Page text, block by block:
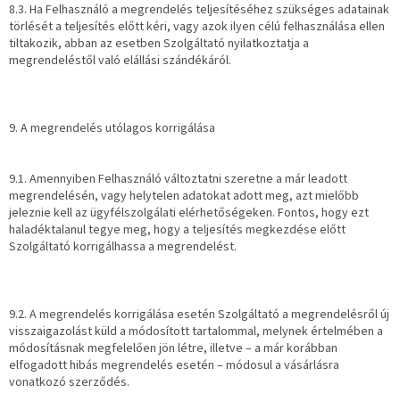
8.3. Ha Felhasználó a megrendelés teljesítéséhez szükséges adatainak
törlését a teljesítés előtt kéri, vagy azok ilyen célú felhasználása ellen
tiltakozik, abban az esetben Szolgáltató nyilatkoztatja a
megrendeléstől való elállási szándékáról.
9. A megrendelés utólagos korrigálása
9.1. Amennyiben Felhasználó változtatni szeretne a már leadott
megrendelésén, vagy helytelen adatokat adott meg, azt mielőbb
jeleznie kell az ügyfélszolgálati elérhetőségeken. Fontos, hogy ezt
haladéktalanul tegye meg, hogy a teljesítés megkezdése előtt
Szolgáltató korrigálhassa a megrendelést.
9.2. A megrendelés korrigálása esetén Szolgáltató a megrendelésről új
visszaigazolást küld a módosított tartalommal, melynek értelmében a
módosításnak megfelelően jön létre, illetve – a már korábban
elfogadott hibás megrendelés esetén – módosul a vásárlásra
vonatkozó szerződés.